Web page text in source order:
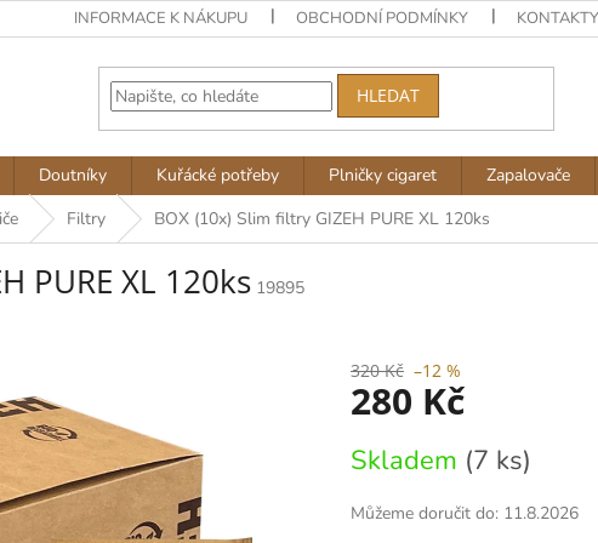
INFORMACE K NÁKUPU OBCHODNÍ PODMÍNKY KONTAKTY
HLEDAT
Doutníky Kuřácké potřeby Plničky cigaret Zapalovače
Filtry BOX (10x) Slim filtry GIZEH PURE XL 120ks
PURE XL 120ks 19895
320 Kč –12 %
280 Kč
cena:
Skladem (7 ks)
Můžeme doručit do: 11.8.2026